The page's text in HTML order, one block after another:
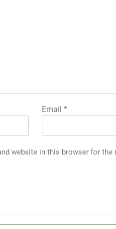
Email*
website in this browser for